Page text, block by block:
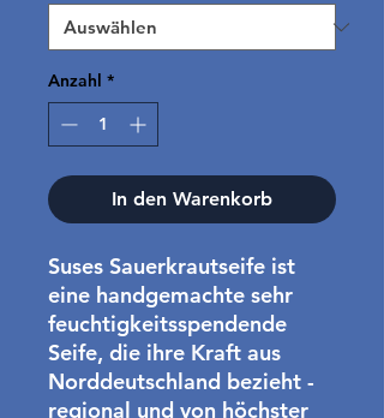
Anzahl *
In den Warenkorb
Suses Sauerkrautseife ist
eine handgemachte sehr
feuchtigkeitsspendende
Seife, die ihre Kraft aus
Norddeutschland bezieht -
regional und von höchster